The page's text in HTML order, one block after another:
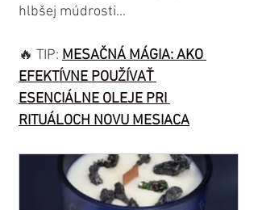
hlbšej múdrosti...
🔥 TIP: MESAČNÁ MÁGIA: AKO
EFEKTÍVNE POUŽÍVAŤ
ESENCIÁLNE OLEJE PRI
RITUÁLOCH NOVU MESIACA